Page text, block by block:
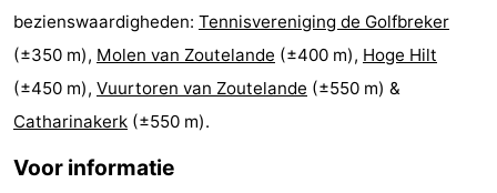
de
Domburg
-
bezienswaardigheden: Tennisvereniging de Golfbreker
(±350 m), Molen van Zoutelande (±400 m), Hoge Hilt
(±450 m), Vuurtoren van Zoutelande (±550 m) &
Catharinakerk (±550 m).
Voor informatie